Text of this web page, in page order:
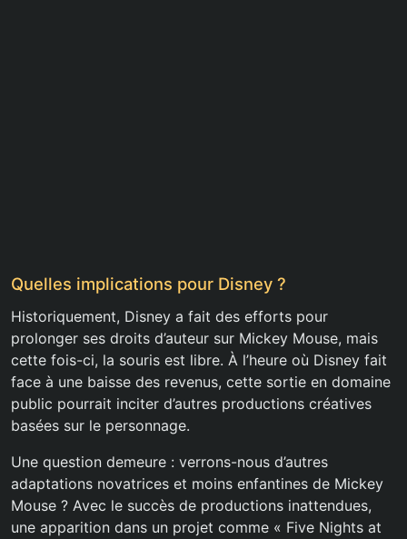
Quelles implications pour Disney ?
Historiquement, Disney a fait des efforts pour
prolonger ses droits d’auteur sur Mickey Mouse, mais
cette fois-ci, la souris est libre. À l’heure où Disney fait
face à une baisse des revenus, cette sortie en domaine
public pourrait inciter d’autres productions créatives
basées sur le personnage.
Une question demeure : verrons-nous d’autres
adaptations novatrices et moins enfantines de Mickey
Mouse ? Avec le succès de productions inattendues,
une apparition dans un projet comme « Five Nights at